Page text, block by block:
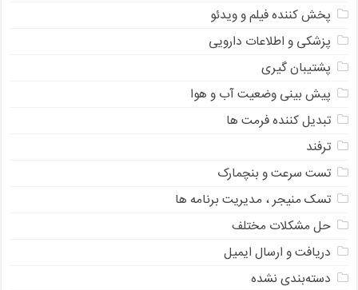
پخش کننده فیلم و ویدئو
پزشکی و اطلاعات دارویی
پشتیبان گیری
پیش بینی وضعیت آب و هوا
تبدیل کننده فرمت ها
ترفند
تست سرعت و بنچمارک
تسک منیجر ، مدیریت برنامه ها
حل مشکلات مختلف
دریافت و ارسال ایمیل
دسته‌بندی نشده